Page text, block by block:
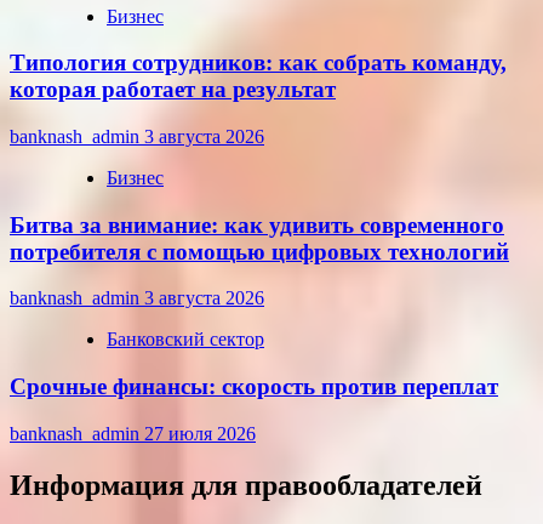
Бизнес
Типология сотрудников: как собрать команду,
которая работает на результат
banknash_admin 3 августа 2026
Бизнес
Битва за внимание: как удивить современного
потребителя с помощью цифровых технологий
banknash_admin 3 августа 2026
Банковский сектор
Срочные финансы: скорость против переплат
banknash_admin 27 июля 2026
Информация для правообладателей